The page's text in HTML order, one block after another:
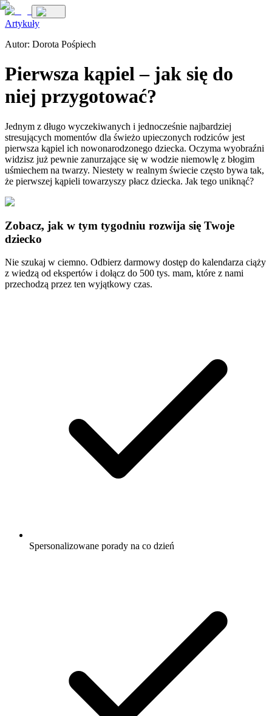
Artykuły
Autor: Dorota Pośpiech
Pierwsza kąpiel – jak się do
niej przygotować?
Jednym z długo wyczekiwanych i jednocześnie najbardziej
stresujących momentów dla świeżo upieczonych rodziców jest
pierwsza kąpiel ich nowonarodzonego dziecka. Oczyma wyobraźni
widzisz już pewnie zanurzające się w wodzie niemowlę z błogim
uśmiechem na twarzy. Niestety w realnym świecie często bywa tak,
że pierwszej kąpieli towarzyszy płacz dziecka. Jak tego uniknąć?
Zobacz, jak w tym tygodniu rozwija się Twoje
dziecko
Nie szukaj w ciemno. Odbierz darmowy dostęp do kalendarza ciąży
z wiedzą od ekspertów i dołącz do 500 tys. mam, które z nami
przechodzą przez ten wyjątkowy czas.
Spersonalizowane porady na co dzień